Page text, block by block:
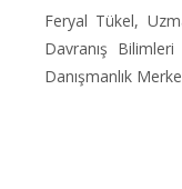
Feryal Tükel,
Davranış
Danışmanlık